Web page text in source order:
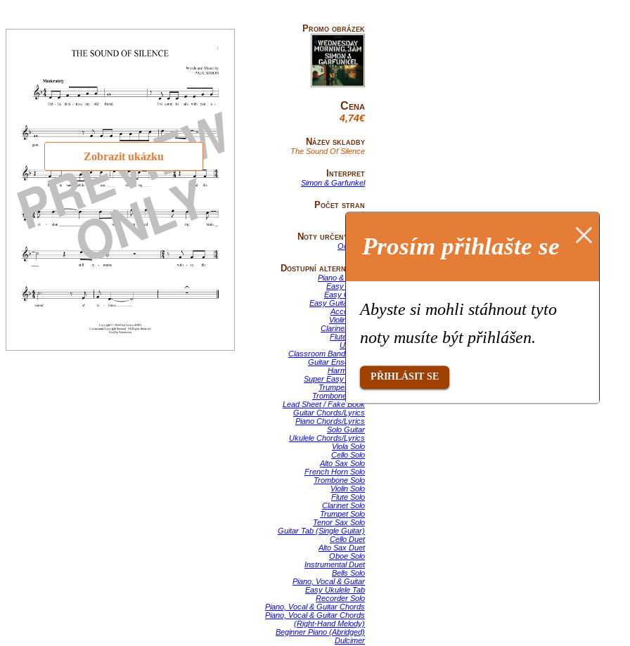
Zobrazit ukázku
Promo obrázek
Cena
4,74€
Název skladby
The Sound Of Silence
Interpret
Simon & Garfunkel
Počet stran
1
Noty určený pro
Ocarina
Dostupní alternativy
Piano & Vocal
Easy Piano
Easy Guitar
Easy Guitar Tab
Accordion
Violin Duet
Clarinet Duet
Flute Duet
Ukulele
Classroom Band Pack
Guitar Ensemble
Harmonica
Super Easy Piano
Trumpet Duet
Trombone Duet
Lead Sheet / Fake Book
Guitar Chords/Lyrics
Piano Chords/Lyrics
Solo Guitar
Ukulele Chords/Lyrics
Viola Solo
Cello Solo
Alto Sax Solo
French Horn Solo
Trombone Solo
Violin Solo
Flute Solo
Clarinet Solo
Trumpet Solo
Tenor Sax Solo
Guitar Tab (Single Guitar)
Cello Duet
Alto Sax Duet
Oboe Solo
Instrumental Duet
Bells Solo
Piano, Vocal & Guitar
Easy Ukulele Tab
Recorder Solo
Piano, Vocal & Guitar Chords
Piano, Vocal & Guitar Chords
(Right-Hand Melody)
Beginner Piano (Abridged)
Dulcimer
Prosím přihlašte se ×
Abyste si mohli stáhnout tyto
noty musíte být přihlášen.
PŘIHLÁSIT SE